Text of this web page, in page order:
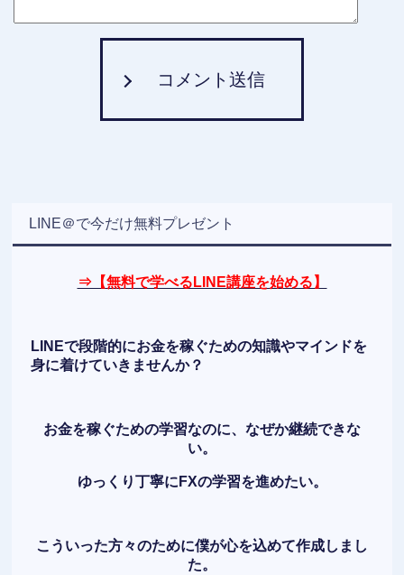
コメント送信
LINE＠で今だけ無料プレゼント
⇒【無料で学べるLINE講座を始める】
LINEで段階的にお金を稼ぐための知識やマインドを
身に着けていきませんか？
お金を稼ぐための学習なのに、なぜか継続できな
い。
ゆっくり丁寧にFXの学習を進めたい。
こういった方々のために僕が心を込めて作成しまし
た。